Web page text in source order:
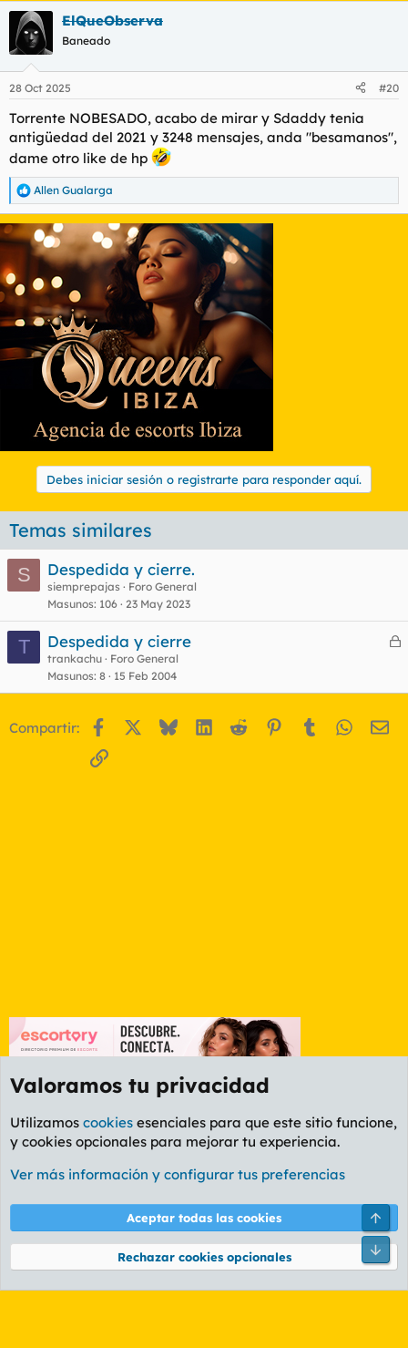
c
c
i
e
:
ElQueObserva
Baneado
28 Oct 2025 #20
Torrente NOBESADO, acabo de mirar y Sdaddy tenia
antigüedad del 2021 y 3248 mensajes, anda "besamanos",
dame otro like de hp
R
e
a
c
o
n
s
Allen Gualarga
Debes iniciar sesión o registrarte para responder aquí.
Temas similares
S
Despedida y cierre.
siemprepajas
Foro General
Masunos 106 23 May 2023
T
C
r
Despedida y cierre
trankachu
Foro General
Masunos 8 15 Feb 2004
Compartir: Facebook BlueskyLinkedIn
Reddit Pinterest
Tumblr
Enlace
La Whiskería
Cookies
PL OLDSTYLE AMARILLO
Términos y reglas Política de privacidad Ayuda
Community platform by XenForo® © 2010-2026 XenForo Ltd.
Valoramos tu privacidad
Utilizamos cookies esenciales para que este sitio funcione,
y cookies opcionales para mejorar tu experiencia.
Ver más información y configurar tus preferencias
Aceptar todas las cookies
Rechazar cookies opcionales
Pie